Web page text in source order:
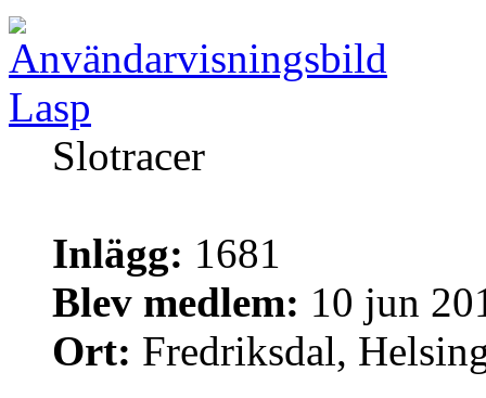
Lasp
Slotracer
Inlägg: 1681
Blev medlem: 10 jun
Ort: Fredriksdal,